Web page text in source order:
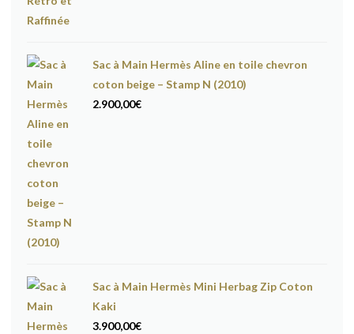
Sac à Main Hermès Aline en toile chevron
coton beige – Stamp N (2010)
2.900,00€
Sac à Main Hermès Mini Herbag Zip Coton
Kaki
3.900,00€